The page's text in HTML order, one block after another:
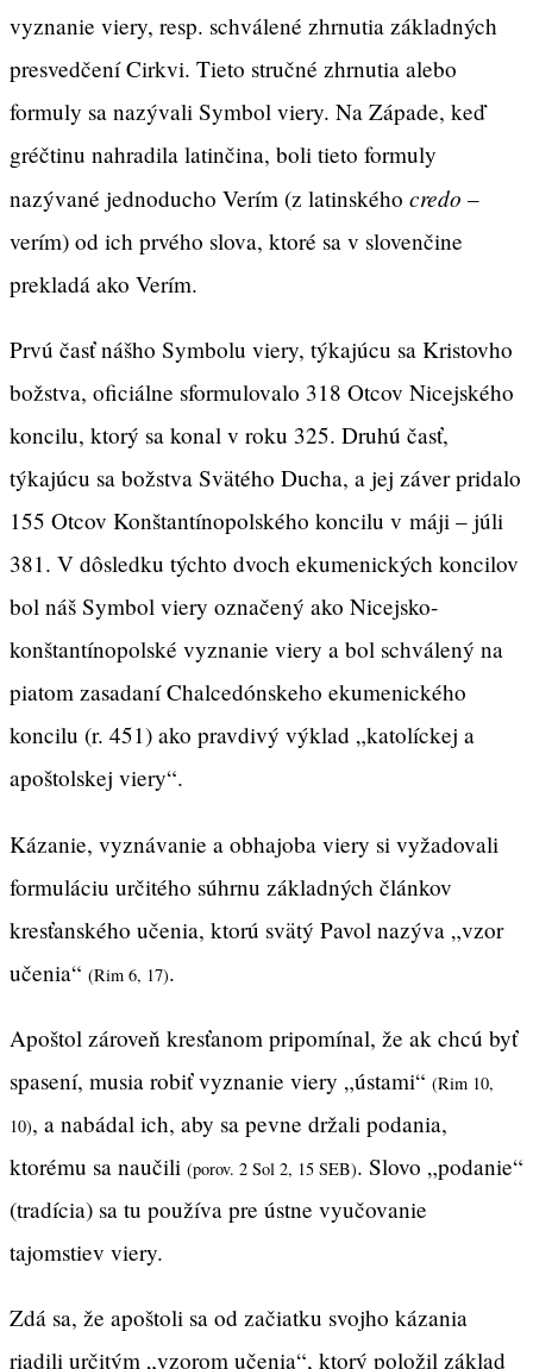
vyznanie viery, resp. schválené zhrnutia základných
presvedčení Cirkvi. Tieto stručné zhrnutia alebo
formuly sa nazývali Symbol viery. Na Západe, keď
gréčtinu nahradila latinčina, boli tieto formuly
nazývané jednoducho Verím (z latinského credo –
verím) od ich prvého slova, ktoré sa v slovenčine
prekladá ako Verím.
Prvú časť nášho Symbolu viery, týkajúcu sa Kristovho
božstva, oficiálne sformulovalo 318 Otcov Nicejského
koncilu, ktorý sa konal v roku 325. Druhú časť,
týkajúcu sa božstva Svätého Ducha, a jej záver pridalo
155 Otcov Konštantínopolského koncilu v máji – júli
381. V dôsledku týchto dvoch ekumenických koncilov
bol náš Symbol viery označený ako Nicejsko-
konštantínopolské vyznanie viery a bol schválený na
piatom zasadaní Chalcedónskeho ekumenického
koncilu (r. 451) ako pravdivý výklad „katolíckej a
apoštolskej viery“.
Kázanie, vyznávanie a obhajoba viery si vyžadovali
formuláciu určitého súhrnu základných článkov
kresťanského učenia, ktorú svätý Pavol nazýva „vzor
učenia“ (Rim 6, 17).
Apoštol zároveň kresťanom pripomínal, že ak chcú byť
spasení, musia robiť vyznanie viery „ústami“ (Rim 10,
10), a nabádal ich, aby sa pevne držali podania,
ktorému sa naučili (porov. 2 Sol 2, 15 SEB). Slovo „podanie“
(tradícia) sa tu používa pre ústne vyučovanie
tajomstiev viery.
Zdá sa, že apoštoli sa od začiatku svojho kázania
riadili určitým „vzorom učenia“, ktorý položil základ